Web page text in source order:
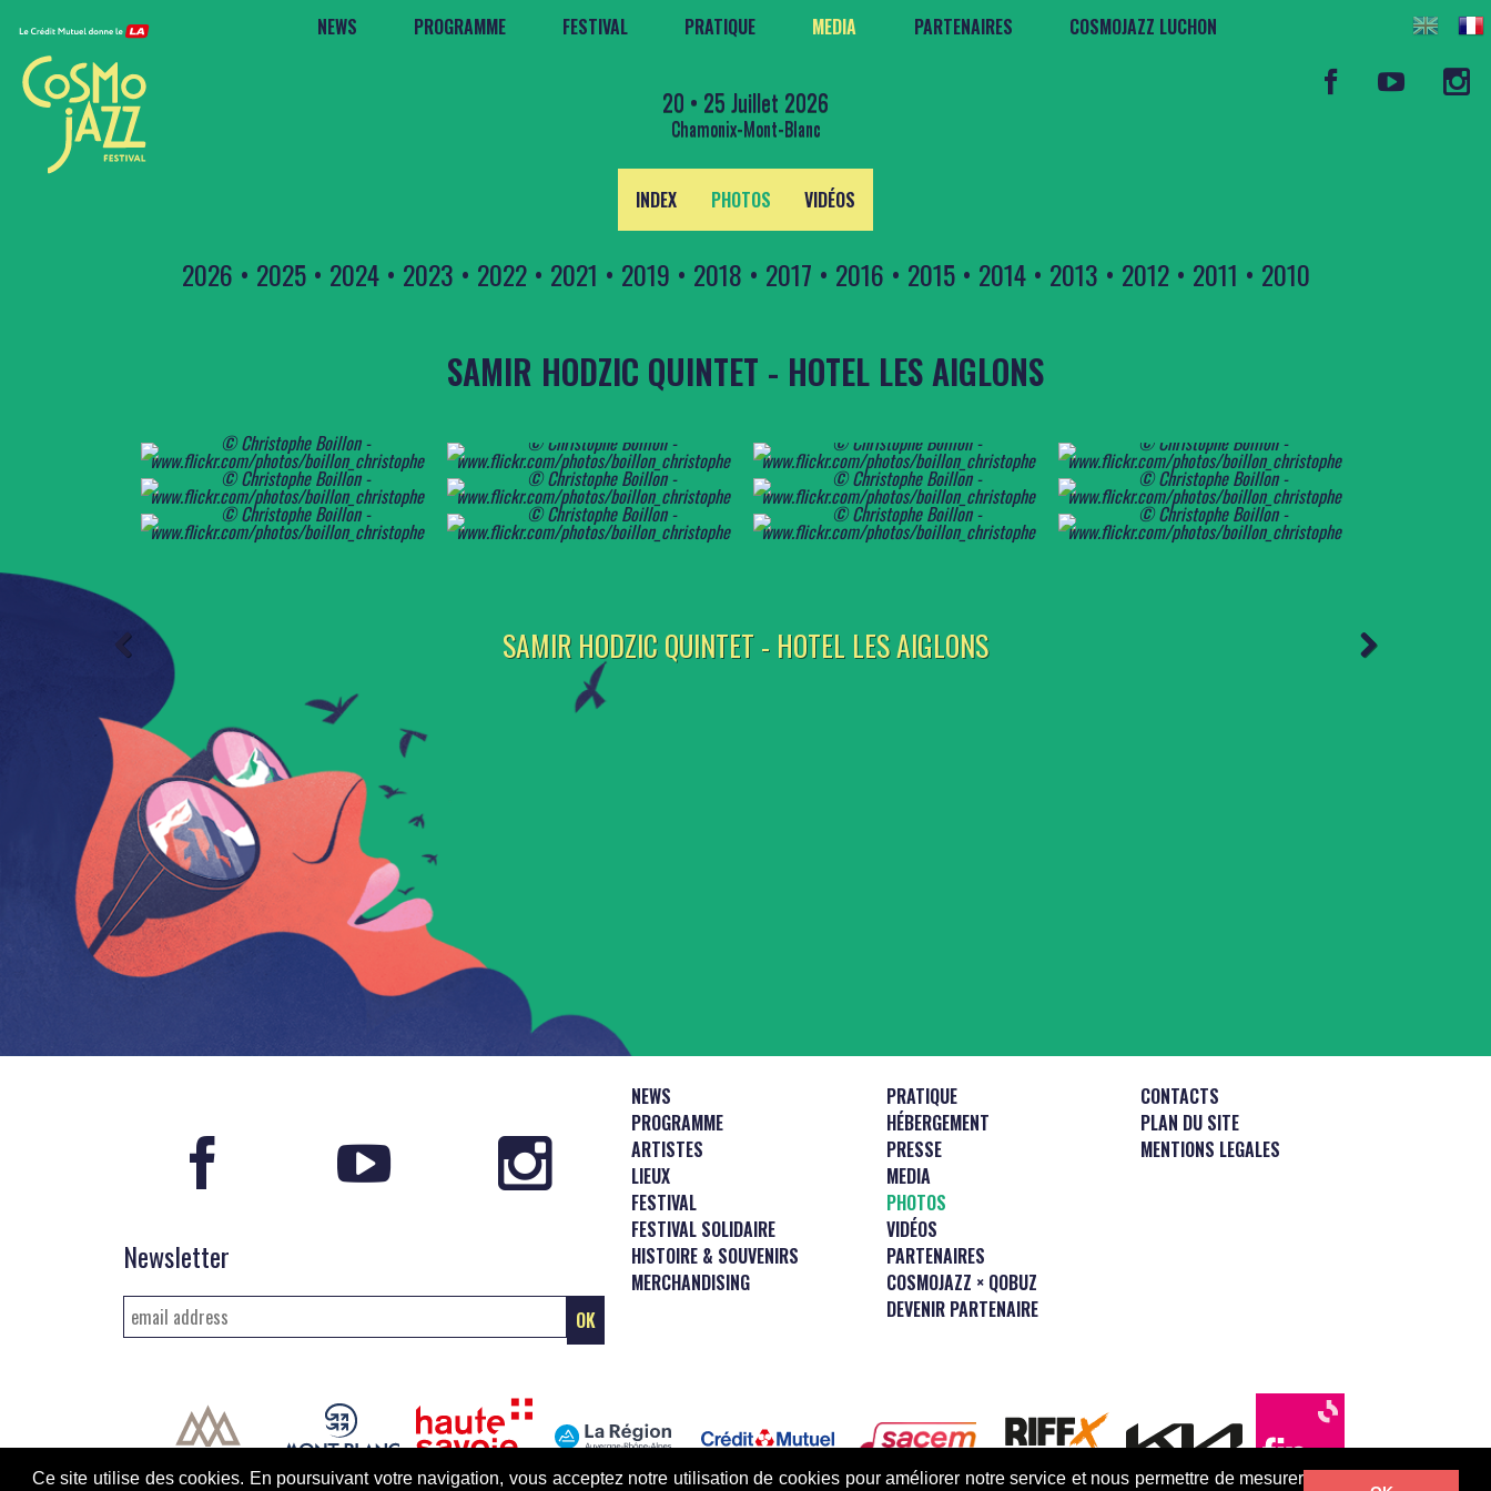
Ce site utilise des cookies. En poursuivant votre navigation, vous acceptez notre utilisation de cookies pour améliorer notre service et nous permettre de mesurer
NEWS PROGRAMME FESTIVAL PRATIQUE MEDIA PARTENAIRES COSMOJAZZ LUCHON
20 • 25 Juillet 2026
Chamonix-Mont-Blanc
INDEX PHOTOS VIDÉOS
2026 • 2025• 2024• 2023 • 2022• 2021 • 2019 • 2018 • 2017 • 2016 • 2015• 2014• 2013 • 2012• 2011 • 2010
SAMIR HODZIC QUINTET - HOTEL LES AIGLONS
SAMIR HODZIC QUINTET - HOTEL LES AIGLONS
Newsletter
NEWS
PROGRAMME
ARTISTES
LIEUX
FESTIVAL
FESTIVAL SOLIDAIRE
HISTOIRE & SOUVENIRS
MERCHANDISING
PRATIQUE
HÉBERGEMENT
PRESSE
MEDIA
PHOTOS
VIDÉOS
PARTENAIRES
COSMOJAZZ × QOBUZ
DEVENIR PARTENAIRE
CONTACTS
PLAN DU SITE
MENTIONS LEGALES